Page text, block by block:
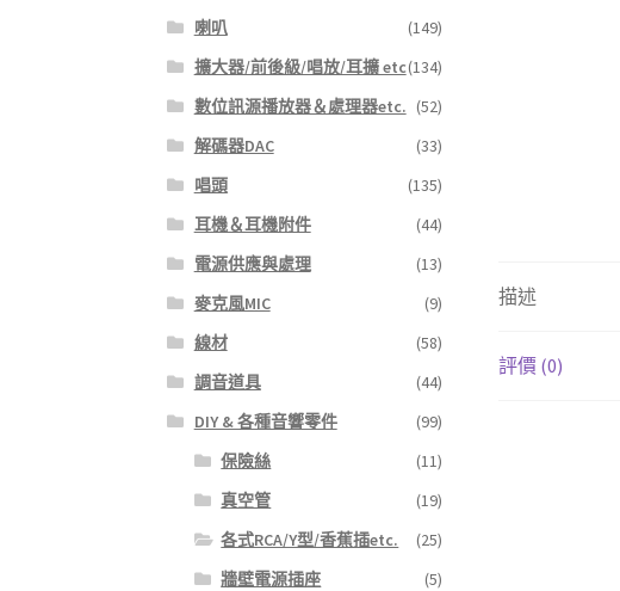
描述
評價 (0)
喇叭
(149)
擴大器/前後級/唱放/耳擴 etc(134)
數位訊源播放器＆處理器etc. (52)
解碼器DAC
(33)
唱頭
(135)
耳機＆耳機附件
(44)
電源供應與處理
(13)
麥克風MIC
(9)
線材
(58)
調音道具
(44)
DIY & 各種音響零件
(99)
保險絲
(11)
真空管
(19)
各式RCA/Y型/香蕉插etc.
(25)
牆壁電源插座
(5)